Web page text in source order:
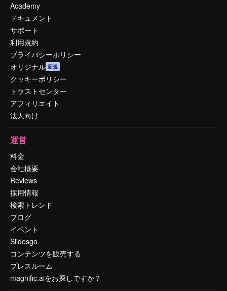
Academy
ドキュメント
サポート
利用規約
プライバシーポリシー
オリジナル 新規
クッキーポリシー
トラストセンター
アフィリエイト
法人向け
運営
料金
会社概要
Reviews
採用情報
検索トレンド
ブログ
イベント
Slidesgo
コンテンツを販売する
プレスルーム
magnific.aiをお探しですか？